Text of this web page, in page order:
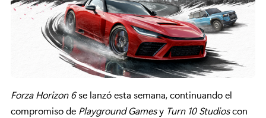
Forza Horizon 6se lanzó esta semana, continuando el
compromiso de Playground Gamesy Turn 10 Studioscon